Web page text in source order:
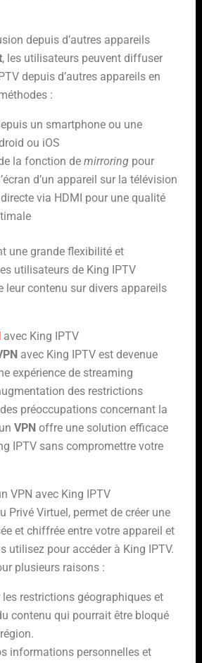
depuis d’autres appareils
, les utilisateurs peuvent diffuser
depuis d’autres appareils en
:
un smartphone ou une
ou iOS
la fonction de mirroringpour
d’un appareil sur la télévision
via HDMI pour une qualité
une grande flexibilité et
utilisateurs de King IPTV
leur contenu sur divers appareils
avec King IPTV
avec King IPTV est devenue
expérience de streaming
des restrictions
préoccupations concernant la
VPN offre une solution efficace
IPTV sans compromettre votre
VPN avec King IPTV
Privé Virtuel, permet de créer une
et chiffrée entre votre appareil et
utilisez pour accéder à King IPTV.
plusieurs raisons :
les restrictions géographiques et
contenu qui pourrait être bloqué
informations personnelles et